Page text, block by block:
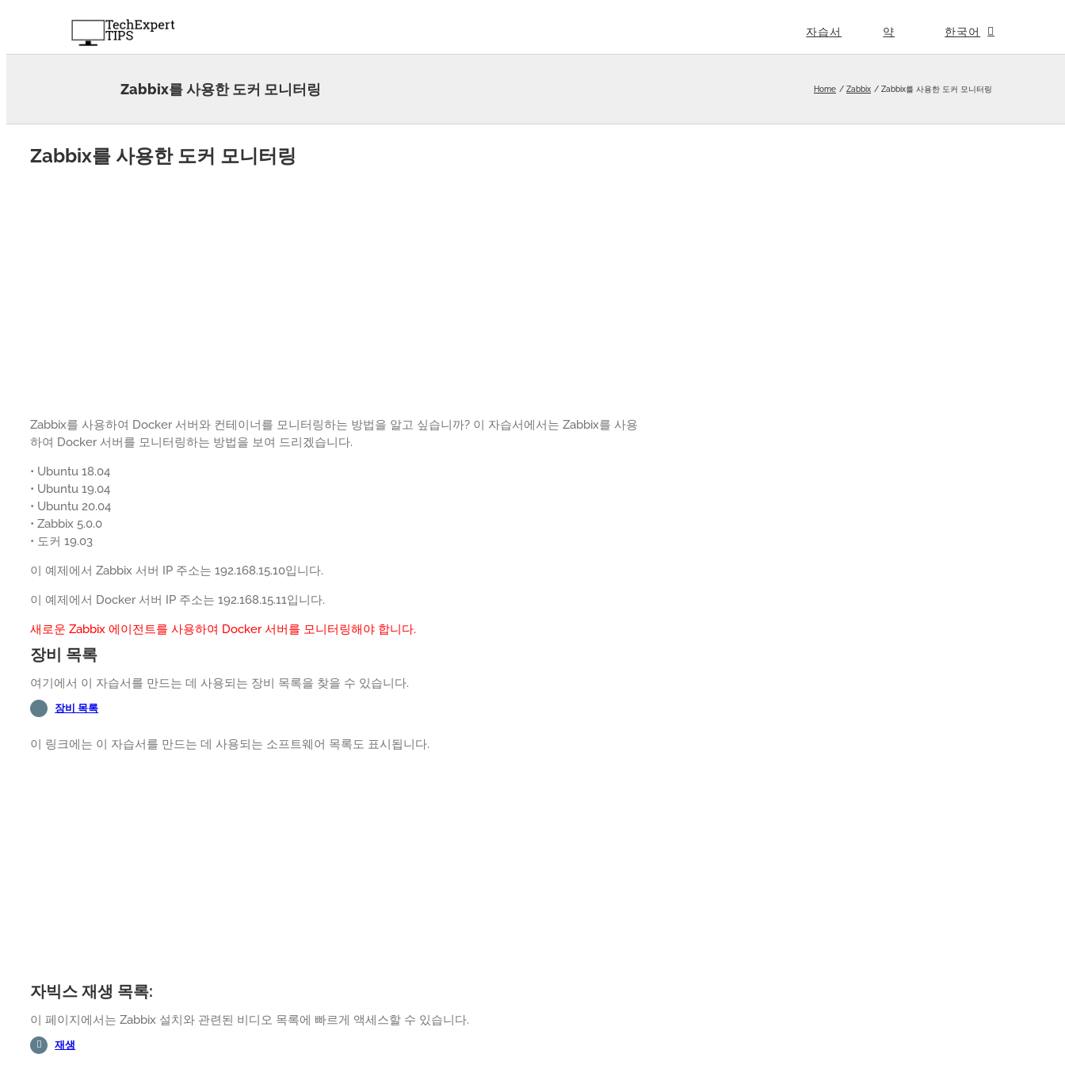
자습서 약 한국어
Zabbix를 사용한 도커 모니터링 Home Zabbix Zabbix를 사용한 도커 모니터링
Zabbix를 사용한 도커 모니터링
Zabbix를 사용하여 Docker 서버와 컨테이너를 모니터링하는 방법을 알고 싶습니까? 이 자습서에서는 Zabbix를 사용
하여 Docker 서버를 모니터링하는 방법을 보여 드리겠습니다.
• Ubuntu 18.04
• Ubuntu 19.04
• Ubuntu 20.04
• Zabbix 5.0.0
• 도커 19.03
이 예제에서 Zabbix 서버 IP 주소는 192.168.15.10입니다.
이 예제에서 Docker 서버 IP 주소는 192.168.15.11입니다.
새로운 Zabbix 에이전트를 사용하여 Docker 서버를 모니터링해야 합니다.
장비 목록
여기에서 이 자습서를 만드는 데 사용되는 장비 목록을 찾을 수 있습니다.
장비 목록
이 링크에는 이 자습서를 만드는 데 사용되는 소프트웨어 목록도 표시됩니다.
자빅스 재생 목록:
이 페이지에서는 Zabbix 설치와 관련된 비디오 목록에 빠르게 액세스할 수 있습니다.
재생